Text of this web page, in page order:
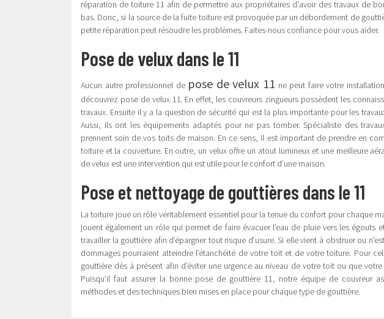
réparation de toiture 11 afin de permettre aux propriétaires d'avoir des travaux de
bas. Donc, si la source de la fuite toiture est provoquée par un débordement de
petite réparation peut résoudre les problèmes. Faites-nous confiance pour vous aider.
Pose de velux dans le 11
Aucun autre professionnel de pose de velux 11 ne peut faire votre
découvrez pose de velux 11. En effet, les couvreurs zingueurs possèdent les
travaux. Ensuite il y a la question de sécurité qui est la plus importante pour les
Aussi, ils ont les équipements adaptés pour ne pas tomber. Spécialiste des
prennent soin de vos toits de maison. En ce sens, il est important de prendre en
toiture et la couverture. En outre, un velux offre un atout lumineux et une meilleure
de velux est une intervention qui est utile pour le confort d’une maison.
Pose et nettoyage de gouttières dans le 11
La toiture joue un rôle véritablement essentiel pour la tenue du confort pour chaque
jouent également un rôle qui permet de faire évacuer l’eau de pluie vers les égouts
travailler la gouttière afin d’épargner tout risque d’usure. Si elle vient à obstruer ou
dommages pourraient atteindre l’étanchéité de votre toit et de votre toiture. Pour
gouttière dès à présent afin d’éviter une urgence au niveau de votre toit ou que
Puisqu’il faut assurer la bonne pose de gouttière 11, notre équipe de couvreur
méthodes et des techniques bien mises en place pour chaque type de gouttière.